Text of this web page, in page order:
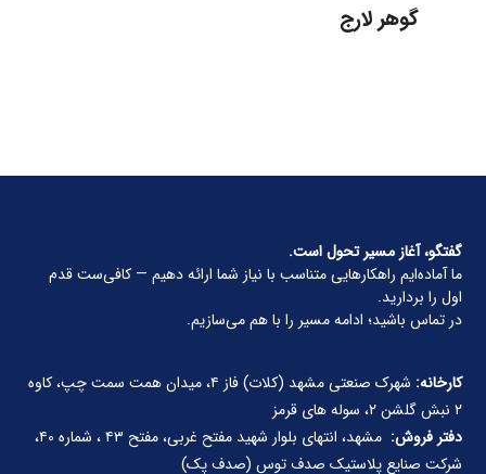
گوهر لارج
گفتگو، آغاز مسیر تحول است.
ما آماده‌ایم راهکارهایی متناسب با نیاز شما ارائه دهیم — کافی‌ست قدم
اول را بردارید.
در تماس باشید؛ ادامه مسیر را با هم می‌سازیم.
کارخانه:
شهرک صنعتی مشهد (کلات) فاز ۴، میدان همت سمت چپ، کاوه
۲ نبش گلشن ۲، سوله های قرمز
دفتر فروش:
مشهد، انتهای بلوار شهید مفتح غربی، مفتح ۴۳ ، شماره ۴۰،
شرکت صنایع پلاستیک صدف توس (صدف پک)